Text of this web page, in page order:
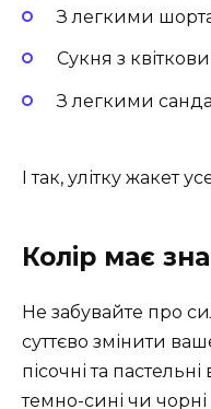
З легкими
Сукня з
З легкими
І так, улітку жакет
Колір має
Не забувайте про
суттєво змінити
пісочні та пастельні
темно-сині чи